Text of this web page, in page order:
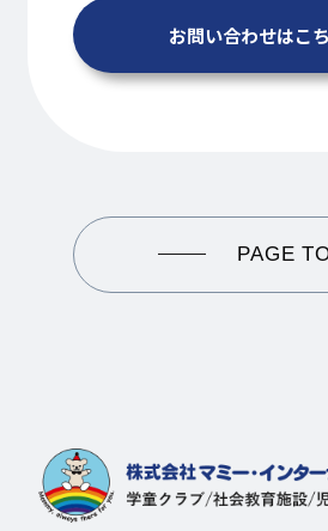
お問い合わせはこ
PAGE